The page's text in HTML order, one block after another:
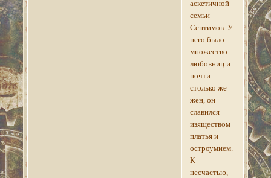
аскетичной
семьи
Септимов. У
него было
множество
любовниц и
почти
столько же
жен, он
славился
изяществом
платья и
остроумием.
К
несчастью,